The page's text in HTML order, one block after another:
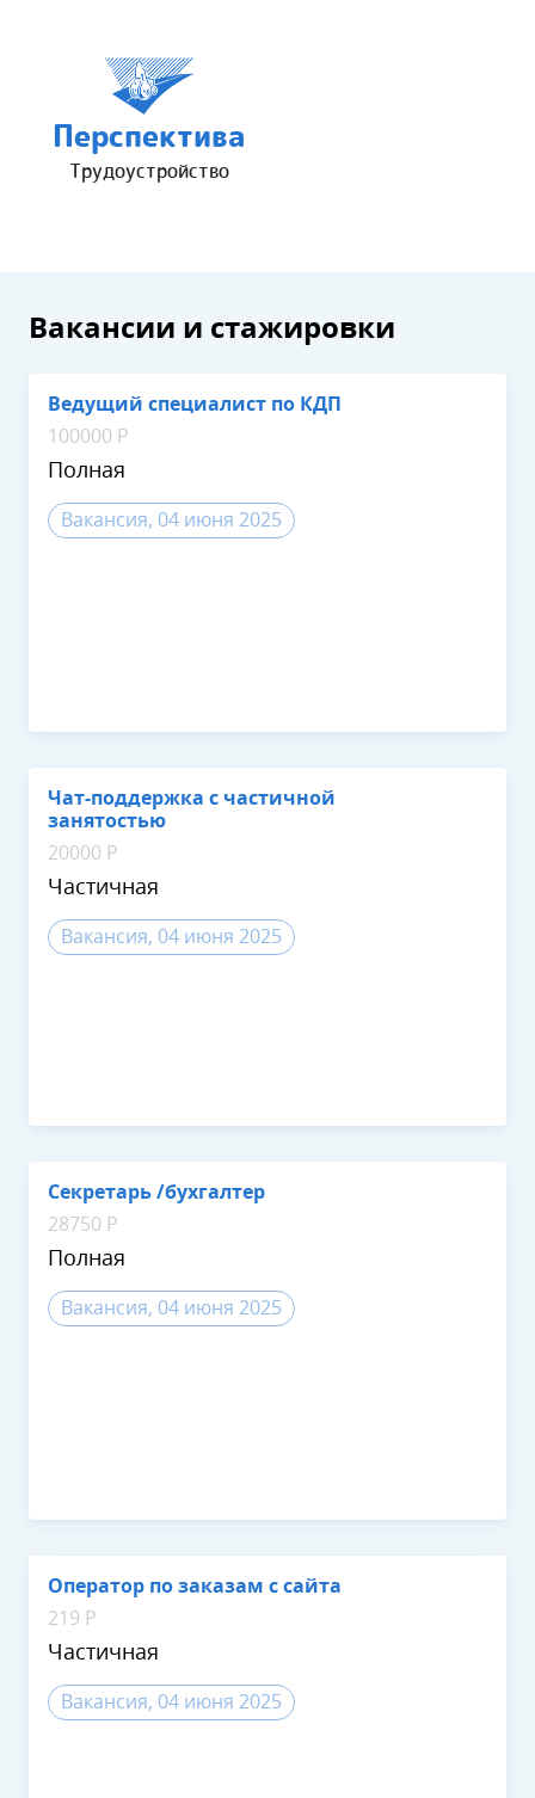
Перспектива
Трудоустройство
Вакансии и стажировки
Ведущий специалист по КДП
100000 Р
Полная
Вакансия, 04 июня 2025
Чат-поддержка с частичной
занятостью
20000 Р
Частичная
Вакансия, 04 июня 2025
Секретарь /бухгалтер
28750 Р
Полная
Вакансия, 04 июня 2025
Оператор по заказам с сайта
219 Р
Частичная
Вакансия, 04 июня 2025